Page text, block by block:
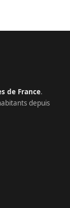
de France.
depuis